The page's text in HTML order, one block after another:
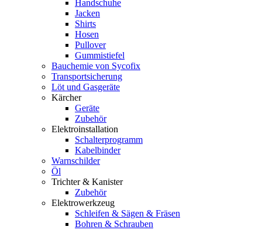
Handschuhe
Jacken
Shirts
Hosen
Pullover
Gummistiefel
Bauchemie von Sycofix
Transportsicherung
Löt und Gasgeräte
Kärcher
Geräte
Zubehör
Elektroinstallation
Schalterprogramm
Kabelbinder
Warnschilder
Öl
Trichter & Kanister
Zubehör
Elektrowerkzeug
Schleifen & Sägen & Fräsen
Bohren & Schrauben